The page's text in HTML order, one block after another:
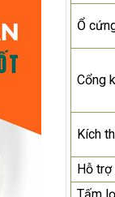
Ổ
Cổng
Kích
Hỗ trợ